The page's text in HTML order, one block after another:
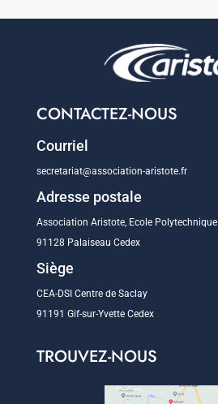
CONTACTEZ-NOUS
Courriel
secretariat@association-aristote.fr
Adresse postale
Association Aristote, Ecole Polytechnique
91128 Palaiseau Cedex
Siège
CEA-DSI Centre de Saclay
91191 Gif-sur-Yvette Cedex
TROUVEZ-NOUS